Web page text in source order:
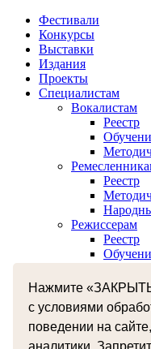
Нажмите
с условиями
поведении на
аналитики.
Фестивали
Конкурсы
Выставки
Издания
Проекты
Специалистам
Вокалистам
Реестр
Реестр
Режиссерам
Реестр
Реестр
Музыкантам
Реестр
Межнациональное